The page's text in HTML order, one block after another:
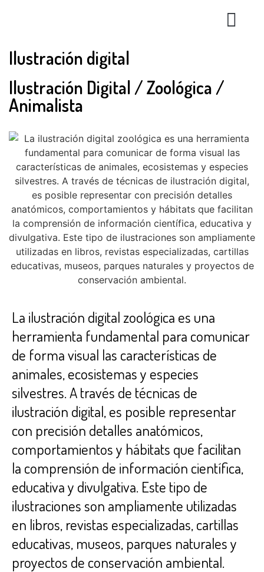
Ilustración digital
Ilustración Digital / Zoológica /
Animalista
La ilustración digital zoológica es una
herramienta fundamental para comunicar
de forma visual las características de
animales, ecosistemas y especies
silvestres. A través de técnicas de
ilustración digital, es posible representar
con precisión detalles anatómicos,
comportamientos y hábitats que facilitan
la comprensión de información científica,
educativa y divulgativa. Este tipo de
ilustraciones son ampliamente utilizadas
en libros, revistas especializadas, cartillas
educativas, museos, parques naturales y
proyectos de conservación ambiental.